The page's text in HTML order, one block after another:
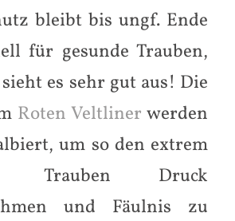
bleibt bis ungf. Ende
für gesunde Trauben,
es sehr gut aus! Die
Roten Veltliner werden
um so den extrem
Trauben Druck
und Fäulnis zu